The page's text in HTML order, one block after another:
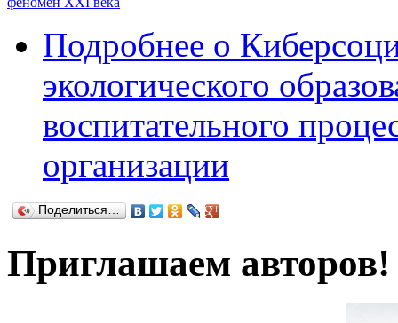
Подробнее о
экологического
воспитательного
организации
Поделиться…
Приглашаем авторов!